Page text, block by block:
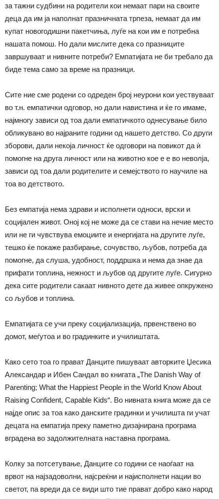
за тажни судбини на родители кои немаат пари на своите
деца да им ја наполнат празничната трпеза, немаат да им
купат новогодишни пакетчиња, луѓе на кои им е потребна
нашата помош. Но дали мислите дека со празниците
завршуваат и нивните потреби? Емпатијата не би требало да
биде тема само за време на празници.
Сите ние сме родени со одреден број неурони кои уествуваат
во т.н. емпатички одговор, но дали навистина и ќе го имаме,
најмногу зависи од тоа дали емпатичкото однесување било
обликувано во најраните години од нашето детство. Со други
зборови, дали некоја личност ќе одговори на повикот да ѝ
помогне на друга личност или на животно кое е е во неволја,
зависи од тоа дали родителите и семејството го научиле на
тоа во детството.
Без емпатија нема здрави и исполнети односи, врски и
социјален живот. Оној кој не може да се стави на нечие место
или не ги чувствува емоциите и енергијата на другите луѓе,
тешко ќе покаже разбирање, сочувство, љубов, потреба да
помогне, да слуша, удобност, поддршка и нема да знае да
прифати топлина, нежност и љубов од другите луѓе. Сигурно
дека сите родители сакаат нивното дете да живее опкружено
со љубов и топлина.
Емпатијата се учи преку социјализација, првенствено во
домот, меѓутоа и во градинките и училиштата.
Како сето тоа го прават Данците пишуваат авторките Џесика
Александар и Ибен Сандал во книгата „The Danish Way of
Parenting; What the Happiest People in the World Know About
Raising Confident, Capable Kids“. Во нивната книга може да се
најде опис за тоа како данските градинки и училишта ги учат
децата на емпатија преку паметно дизајнирана програма
вградена во задолжителната наставна програма.
Колку за потсетување, Данците со години се наоѓаат на
врвот на најзадоволни, најсреќни и најисполнети нации во
светот, па вреди да се види што тие прават добро како народ